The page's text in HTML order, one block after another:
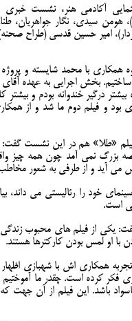
آکادمی هنر، نشست خبری
هومن سیدی، نگار جواهریان،
امیر حسین قدسی (طراح
همکاری با محمد شایسته و
ساختیم. بخش اجرایی به عهده
درگیر خندوانه بودم و
بود و فیلم دوم ما شد و از
«طلا» هم در این نشست گفت:
بزرگ نمی آمد چون همه چیز
می آید و از طرفی به شعور مخاطب
خود را رئالیستی می
است.
یکی از فیلم های محبوب
با او لمس بودن کارکترها هستند.
تجربه همکاری اش با شهبازی
فکر کرده است. چقدر ما آموختیم
باشد. این فیلم از آن جهت